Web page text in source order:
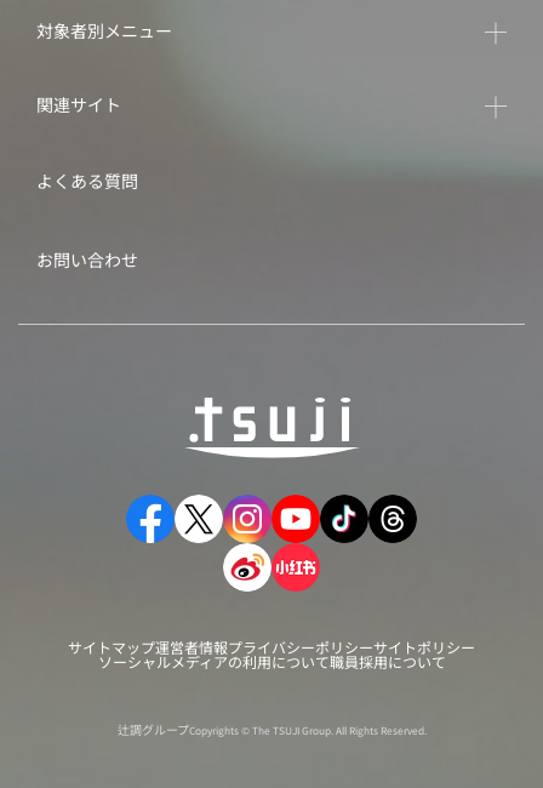
対象者別メニュー
関連サイト
よくある質問
お問い合わせ
サイトマップ運営者情報プライバシーポリシーサイトポリシー
ソーシャルメディアの利用について職員採用について
辻調グループCopyrights © The TSUJI Group. All Rights Reserved.